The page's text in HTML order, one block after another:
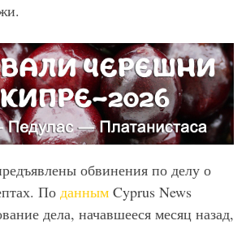
обвинения по делу о
По данным Cyprus News
дела, начавшееся месяц назад,